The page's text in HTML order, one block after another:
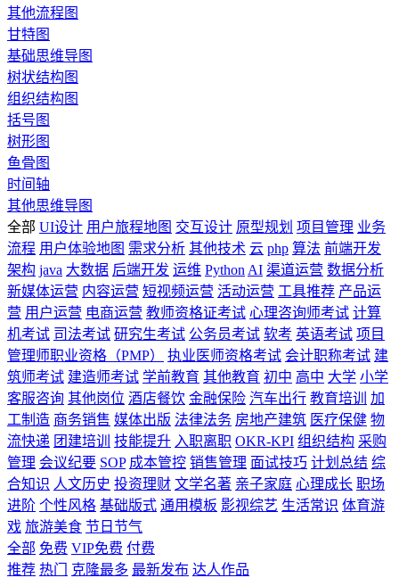
其他流程图
甘特图
基础思维导图
树状结构图
组织结构图
括号图
树形图
鱼骨图
时间轴
其他思维导图
全部 UI设计 用户旅程地图 交互设计 原型规划 项目管理 业务
流程 用户体验地图 需求分析 其他技术 云 php 算法 前端开发
架构 java 大数据 后端开发 运维 Python AI 渠道运营 数据分析
新媒体运营 内容运营 短视频运营 活动运营 工具推荐 产品运
营 用户运营 电商运营 教师资格证考试 心理咨询师考试 计算
机考试 司法考试 研究生考试 公务员考试 软考 英语考试 项目
管理师职业资格（PMP）
执业医师资格考试 会计职称考试 建
筑师考试 建造师考试 学前教育 其他教育 初中 高中 大学 小学
客服咨询 其他岗位 酒店餐饮 金融保险 汽车出行 教育培训
加
工制造 商务销售 媒体出版 法律法务 房地产建筑 医疗保健 物
流快递 团建培训 技能提升 入职离职 OKR-KPI 组织结构 采购
管理 会议纪要 SOP 成本管控 销售管理 面试技巧 计划总结 综
合知识 人文历史 投资理财 文学名著 亲子家庭 心理成长 职场
进阶 个性风格 基础版式 通用模板 影视综艺 生活常识 体育游
戏 旅游美食 节日节气
全部 免费 VIP免费 付费
推荐 热门 克隆最多 最新发布 达人作品